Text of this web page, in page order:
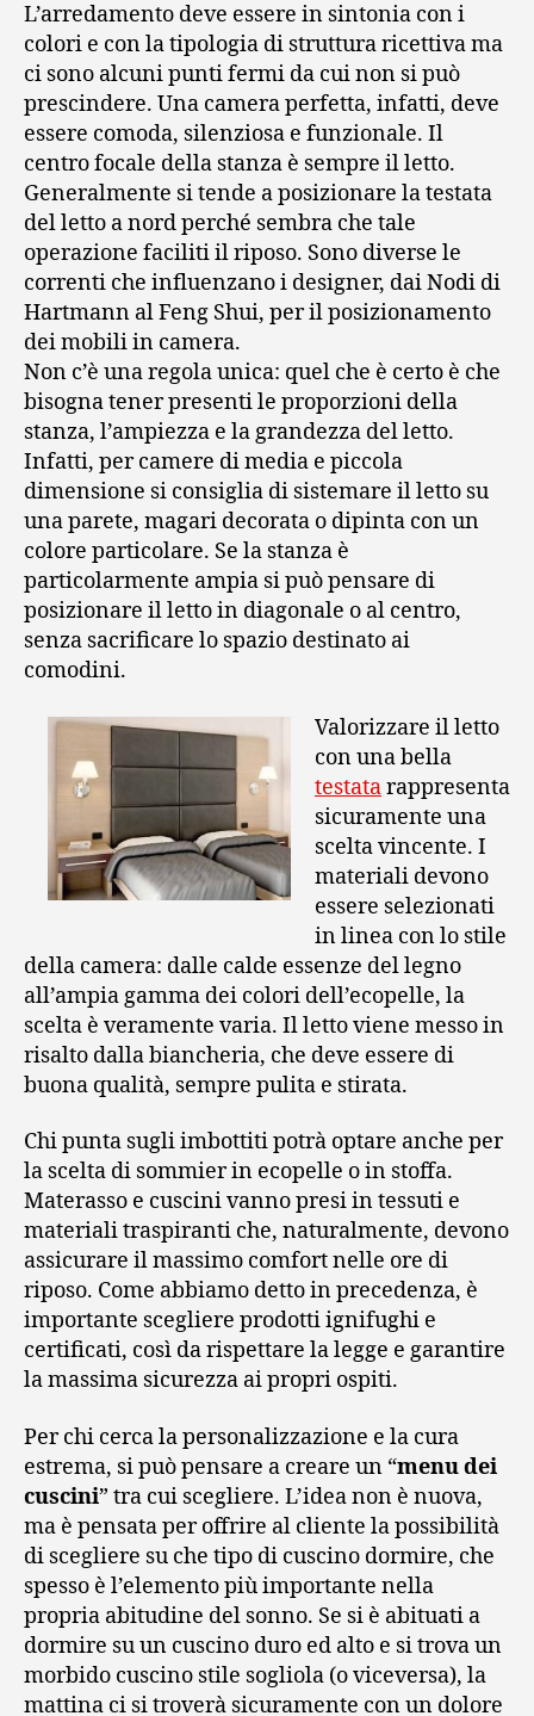
L’arredamento deve essere in sintonia con i
colori e con la tipologia di struttura ricettiva ma
ci sono alcuni punti fermi da cui non si può
prescindere. Una camera perfetta, infatti, deve
essere comoda, silenziosa e funzionale. Il
centro focale della stanza è sempre il letto.
Generalmente si tende a posizionare la testata
del letto a nord perché sembra che tale
operazione faciliti il riposo. Sono diverse le
correnti che influenzano i designer, dai Nodi di
Hartmann al Feng Shui, per il posizionamento
dei mobili in camera.
Non c’è una regola unica: quel che è certo è che
bisogna tener presenti le proporzioni della
stanza, l’ampiezza e la grandezza del letto.
Infatti, per camere di media e piccola
dimensione si consiglia di sistemare il letto su
una parete, magari decorata o dipinta con un
colore particolare. Se la stanza è
particolarmente ampia si può pensare di
posizionare il letto in diagonale o al centro,
senza sacrificare lo spazio destinato ai
comodini.
Valorizzare il letto
con una bella
testatarappresenta
sicuramente una
scelta vincente. I
materiali devono
essere selezionati
in linea con lo stile
della camera: dalle calde essenze del legno
all’ampia gamma dei colori dell’ecopelle, la
scelta è veramente varia. Il letto viene messo in
risalto dalla biancheria, che deve essere di
buona qualità, sempre pulita e stirata.
Chi punta sugli imbottiti potrà optare anche per
la scelta di sommier in ecopelle o in stoffa.
Materasso e cuscini vanno presi in tessuti e
materiali traspiranti che, naturalmente, devono
assicurare il massimo comfort nelle ore di
riposo. Come abbiamo detto in precedenza, è
importante scegliere prodotti ignifughi e
certificati, così da rispettare la legge e garantire
la massima sicurezza ai propri ospiti.
Per chi cerca la personalizzazione e la cura
estrema, si può pensare a creare un “menu dei
cuscini” tra cui scegliere. L’idea non è nuova,
ma è pensata per offrire al cliente la possibilità
di scegliere su che tipo di cuscino dormire, che
spesso è l’elemento più importante nella
propria abitudine del sonno. Se si è abituati a
dormire su un cuscino duro ed alto e si trova un
morbido cuscino stile sogliola (o viceversa), la
mattina ci si troverà sicuramente con un dolore